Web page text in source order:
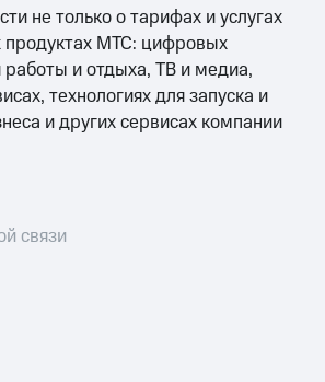
не только о тарифах и услугах
продуктах МТС: цифровых
и отдыха, ТВ и медиа,
технологиях для запуска и
и других сервисах компании
связи